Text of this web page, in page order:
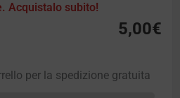
Acquistalo subito!
5,00€
per la spedizione gratuita